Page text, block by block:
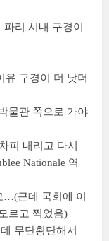
리 시내 구경이
유 구경이 더 낫더
물관 쪽으로 가야
피 내리고 다시
Nationale 역
…(근데 국회에 이
르고 찍었음)
무단횡단해서